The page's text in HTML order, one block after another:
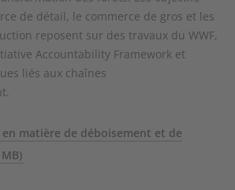
de détail, le commerce de gros et les
reposent sur des travaux du WWF,
Accountability Framework et
liés aux chaînes
matière de déboisement et de